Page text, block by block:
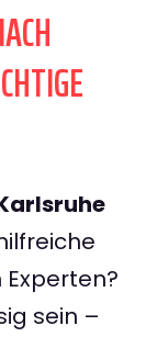
sein –